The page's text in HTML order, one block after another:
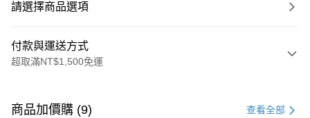
請選擇商品選項
付款與運送方式
超取滿NT$1,500免運
信用卡一次付款
商品加價購 (9) 查看全部